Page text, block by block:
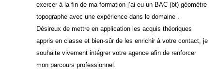
exercer à la fin de ma formation j’ai eu un BAC (bt) géomètre
topographe avec une expérience dans le domaine .
Désireux de mettre en application les acquis théoriques
appris en classe et bien-sûr de les enrichir à votre contact, je
souhaite vivement intégrer votre agence afin de renforcer
mon parcours professionnel.